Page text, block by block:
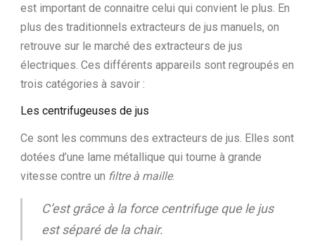
est important de connaitre celui qui convient le plus. En
plus des traditionnels extracteurs de jus manuels, on
retrouve sur le marché des extracteurs de jus
électriques. Ces différents appareils sont regroupés en
trois catégories à savoir :
Les centrifugeuses de jus
Ce sont les communs des extracteurs de jus. Elles sont
dotées d’une lame métallique qui tourne à grande
vitesse contre un filtre à maille.
C’est grâce à la force centrifuge que le jus
est séparé de la chair.